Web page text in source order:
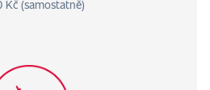
Kč (samostatně)